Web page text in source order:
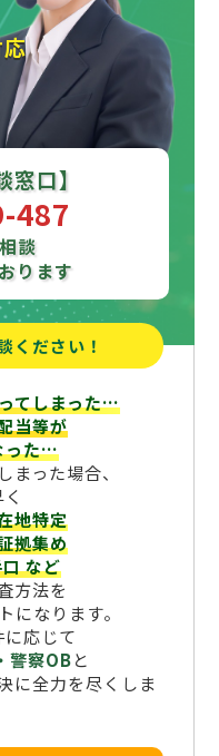
窓口】
487
談
ります
ください！
てしまった…
当等が
った…
まった場合、
地特定
拠集め
など
方法を
になります。
応じて
警察OBと
に全力を尽くしま